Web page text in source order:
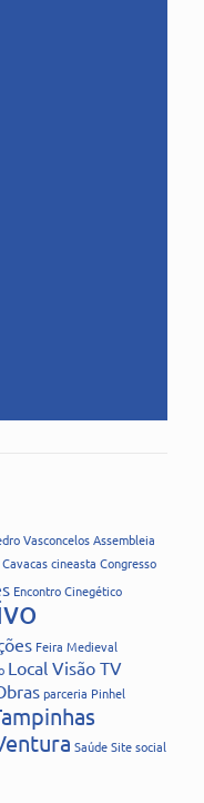
VasconcelosAssembleia
Cavacascineasta Congresso
Encontro Cinegético
Feira Medieval
Local Visão TV
parceria Pinhel
SaúdeSitesocial